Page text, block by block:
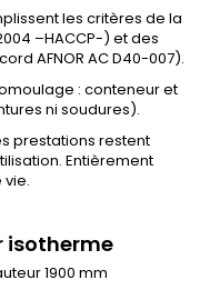
les critères de la
–HACCP-) et des
AFNOR AC D40-007).
: conteneur et
ni soudures).
prestations restent
Entièrement
isotherme
1900 mm